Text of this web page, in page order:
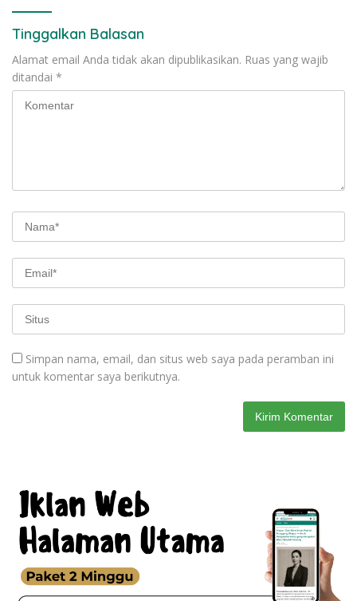
Tinggalkan Balasan
Alamat email Anda tidak akan dipublikasikan. Ruas yang wajib
ditandai *
Simpan nama, email, dan situs web saya pada peramban ini
untuk komentar saya berikutnya.